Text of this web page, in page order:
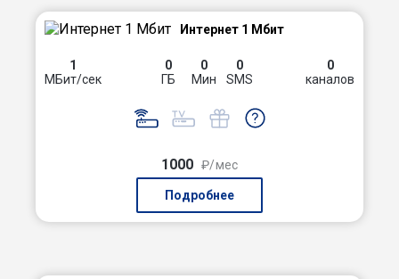
Интернет 1 Мбит
1
МБит/сек
0
ГБ
0
Мин
0
SMS
0
каналов
1000 ₽/мес
Подробнее